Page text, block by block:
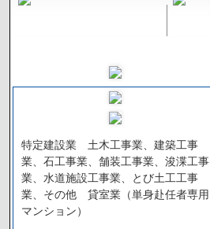
特定建設業 土木工事業、建築工事
業、石工事業、舗装工事業、浚渫工事
業、水道施設工事業、とび土工工事
業、その他 貸室業（単身赴任者専用
マンション）